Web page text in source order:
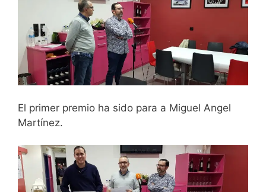
El primer premio ha sido para a Miguel Angel
Martínez.